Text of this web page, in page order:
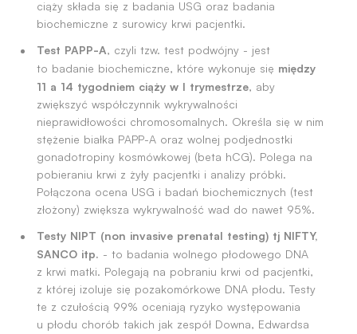
ciąży składa się z badania USG oraz badania
biochemiczne z surowicy krwi pacjentki.
Test PAPP-A, czyli tzw. test podwójny - jest
to badanie biochemiczne, które wykonuje się między
11 a 14 tygodniem ciąży w I trymestrze, aby
zwiększyć współczynnik wykrywalności
nieprawidłowości chromosomalnych. Określa się w nim
stężenie białka PAPP-A oraz wolnej podjednostki
gonadotropiny kosmówkowej (beta hCG). Polega na
pobieraniu krwi z żyły pacjentki i analizy próbki.
Połączona ocena USG i badań biochemicznych (test
złożony) zwiększa wykrywalność wad do nawet 95%.
Testy NIPT (non invasive prenatal testing) tj NIFTY,
SANCO itp. - to badania wolnego płodowego DNA
z krwi matki. Polegają na pobraniu krwi od pacjentki,
z której izoluje się pozakomórkowe DNA płodu. Testy
te z czułością 99% oceniają ryzyko występowania
u płodu chorób takich jak zespół Downa, Edwardsa